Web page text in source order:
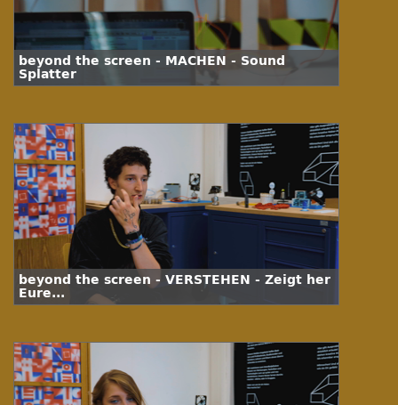
beyond the screen - MACHEN - Sound
Splatter
beyond the screen - VERSTEHEN - Zeigt her
Eure...